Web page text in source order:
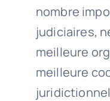
nombre
judiciaires,
meilleure
meilleure